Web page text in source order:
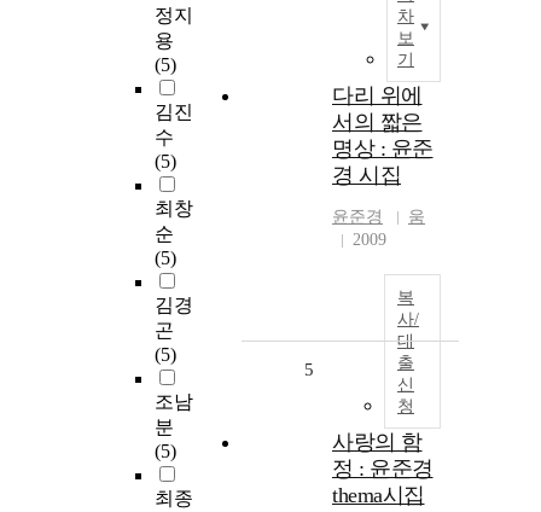
정지
용
(5)
김진
수
(5)
최창
순
(5)
김경
곤
(5)
조남
분
(5)
최종
차
보
기
다리 위에
서의 짧은
명상 : 윤준
경 시집
윤준경
움
2009
복
사/
대
출
신
청
5
사랑의 함
정 : 윤준경
thema시집